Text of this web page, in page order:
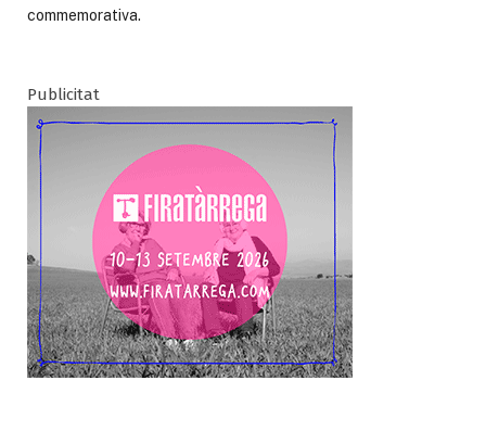
commemorativa.
Publicitat